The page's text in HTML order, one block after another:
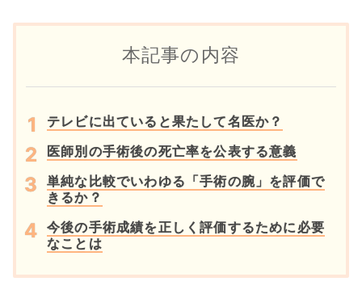
本記事の内容
テレビに出ていると果たして名医か？
医師別の手術後の死亡率を公表する意義
単純な比較でいわゆる「手術の腕」を評価で
きるか？
今後の手術成績を正しく評価するために必要
なことは